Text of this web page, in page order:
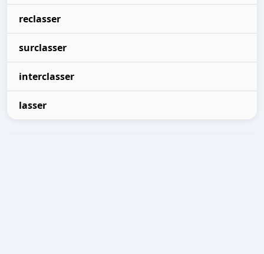
reclasser
surclasser
interclasser
lasser